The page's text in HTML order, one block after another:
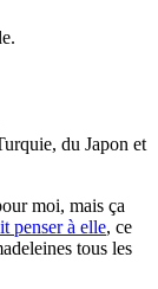
du Japon et
moi, mais ça
penser à elle, ce
tous les